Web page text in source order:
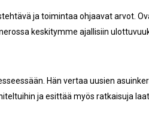
ja toimintaa ohjaavat arvot.
keskitymme ajallisiin
Hän vertaa uusien
ja esittää myös ratkaisuja